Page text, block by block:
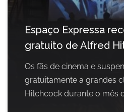
Espaço Expressa
gratuito de Alfred
Os fãs de cinema e
gratuitamente a grandes
Hitchcock durante o mês